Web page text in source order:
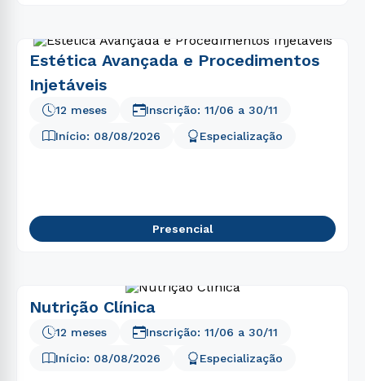
Estética Avançada e Procedimentos
Injetáveis
Início: 08/08/2026
12 meses
Especialização
Inscrição: 11/06 a 30/11
Presencial
Nutrição Clínica
Início: 08/08/2026 Especialização
12 meses Inscrição: 11/06 a 30/11
fisioterapia